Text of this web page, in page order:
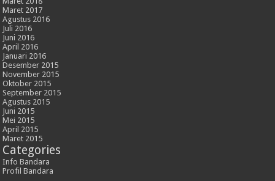
Maret 2017
Agustus 2016
Juli 2016
Juni 2016
April 2016
Januari 2016
Desember 2015
November 2015
Oktober 2015
September 2015
Agustus 2015
Juni 2015
Mei 2015
April 2015
Maret 2015
Categories
Info Bandara
Profil Bandara